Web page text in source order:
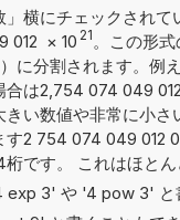
」横にチェックされ
012 × 10 21 。この形
に分割されます。例
合は2,754 074 049
きい数値や非常に小
す2 754 074 049 012
桁です。 これはほと
3' や '4 pow 3' と